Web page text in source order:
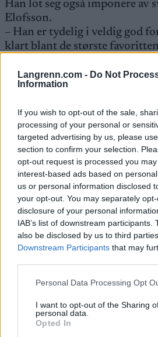
Langrenn.com - Do Not
Information
If you wish to opt-out of the sale,
processing of your personal or
targeted advertising by us, please
section to confirm your selection.
opt-out request is processed you
interest-based ads based on
us or personal information disclosed
your opt-out. You may separately
disclosure of your personal
IAB’s list of downstream participants.
also be disclosed by us to third
Downstream Participants that may
Please note that this website/app
not limited to your visit or usage
grant or deny consent to Google and
use your data for below specified
Personal Data Processing Opt
I want to opt-out of the Sharing
personal data.
Opted In
Han lot seg også imponere av
Elofsson.
– Han er tydelig i veldig god
klart blant de største
Han var veldig ledig og lett i
Mikkelplass.
Mika Myllyla stod over
hals.
Andre norske resultater:
6. Frode Estil
7. Odd-Bjørn Hjelmeset
13. Anders Aukland
17. Erling Jevne
26. Espen Bjervig
27. Krister Sørgård
34. Jens Arne Svartedal